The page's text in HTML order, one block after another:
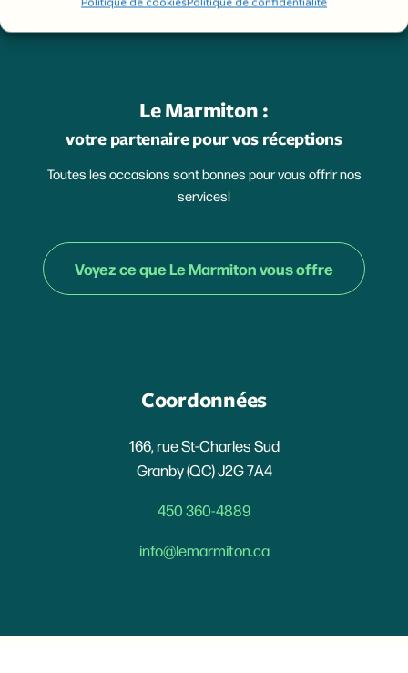
Le Marmiton :
votre partenaire pour vos réceptions
Toutes les occasions sont bonnes pour vous offrir nos
services!
Voyez ce que Le Marmiton vous offre
Coordonnées
166, rue St-Charles Sud
Granby (QC) J2G 7A4
450 360-4889
info@lemarmiton.ca